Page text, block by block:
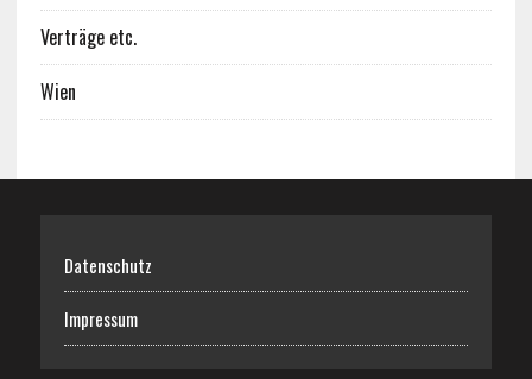
Verträge etc.
Wien
Datenschutz
Impressum